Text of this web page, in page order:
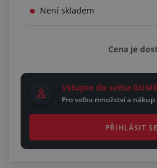
Není skladem
Cena je
Vstupte do světa
Pro volbu množství a
PŘIHLÁSIT SE